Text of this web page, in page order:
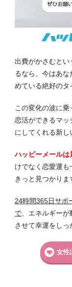
出費がかさむとい
るなら、今はあ
めている絶好のタ
この変化の波に
恋活ができるマッ
にしてくれる新し
ハッピーメールは
けでなく恋愛運
きっと見つかりま
24時間365日サポ
で 、エネルギー
させて幸運をしっ
女性